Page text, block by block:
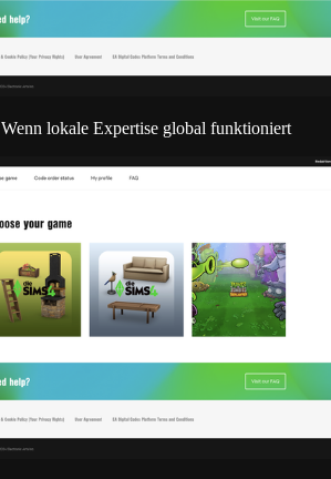
Wenn lokale Expertise global funktioniert